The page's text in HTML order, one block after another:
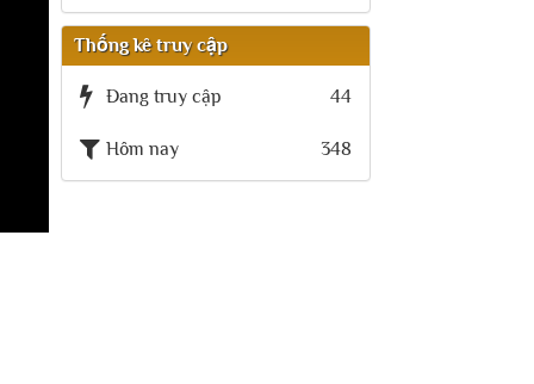
Thống kê truy cập
Đang truy cập 44
Hôm nay 348